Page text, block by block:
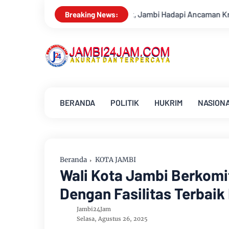
Breaking News:
Jambi Hadapi Ancaman Krisis Air Bersih dan Karhutla
BERANDA POLITIK HUKRIM
Beranda KOTA JAMBI
Wali Kota Jambi
Dengan Fasilitas Terbaik
Jambi24Jam
Selasa, Agustus 26, 2025